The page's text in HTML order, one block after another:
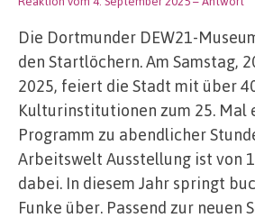
Die Dortmunder DEW21-
den Startlöchern. Am Samstag,
2025, feiert die Stadt mit über
Kulturinstitutionen zum 25. Mal
Programm zu abendlicher
Arbeitswelt Ausstellung ist von
dabei. In diesem Jahr springt
Funke über. Passend zur neuen